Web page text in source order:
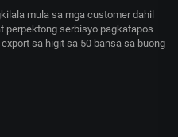
mula sa mga customer dahil
perpektong serbisyo pagkatapos
sa higit sa 50 bansa sa buong